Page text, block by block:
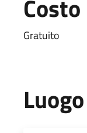
Costo
Gratuito
Luogo